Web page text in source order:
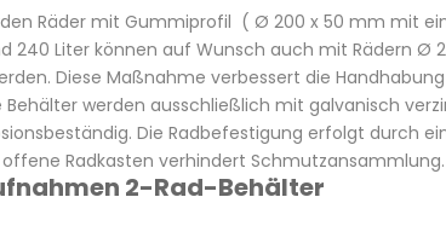
Räder mit Gummiprofil ( Ø 200 x 50 mm mit
240 Liter können auf Wunsch auch mit Rädern Ø
Diese Maßnahme verbessert die
Behälter werden ausschließlich mit galvanisch
Die Radbefestigung erfolgt durch
Radkasten verhindert Schmutzansammlung.
2-Rad-Behälter